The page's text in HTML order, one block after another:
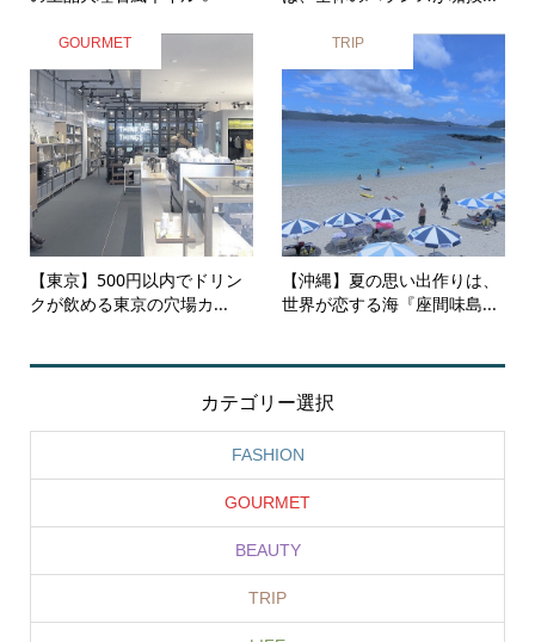
GOURMET
【東京】500円以内でドリン
クが飲める東京の穴場カ...
TRIP
【沖縄】夏の思い出作りは、
世界が恋する海『座間味島...
カテゴリー選択
FASHION
GOURMET
BEAUTY
TRIP